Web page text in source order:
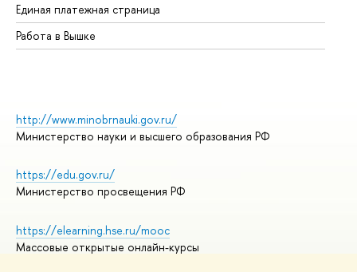
Единая платежная страница
Работа в Вышке
http://www.minobrnauki.gov.ru/
Министерство науки и высшего образования РФ
https://edu.gov.ru/
Министерство просвещения РФ
https://elearning.hse.ru/mooc
Массовые открытые онлайн-курсы